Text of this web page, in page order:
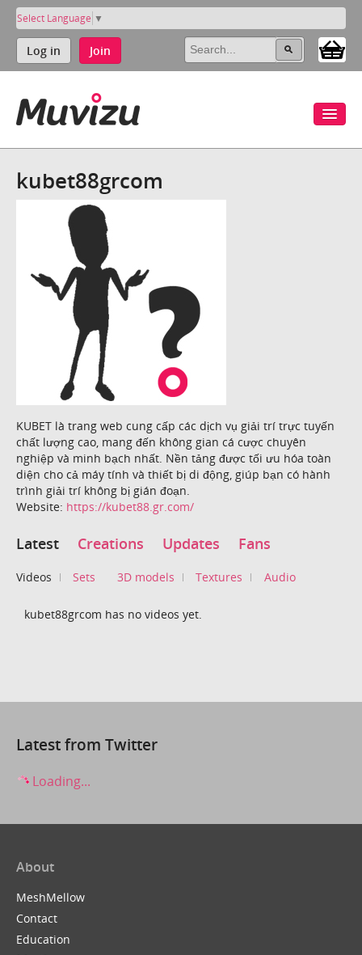
Select Language ▼
Log in Join
kubet88grcom
KUBET là trang web cung cấp các dịch vụ giải trí trực tuyến
chất lượng cao, mang đến không gian cá cược chuyên
nghiệp và minh bạch nhất. Nền tảng được tối ưu hóa toàn
diện cho cả máy tính và thiết bị di động, giúp bạn có hành
trình giải trí không bị gián đoạn.
Website: https://kubet88.gr.com/
Latest Creations Updates Fans
Videos Sets 3D models Textures Audio
kubet88grcom has no videos yet.
Latest from Twitter
Loading...
About
MeshMellow
Contact
Education